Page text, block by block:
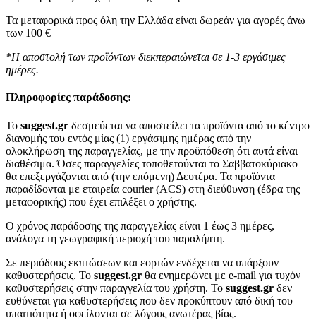
Τα μεταφορικά προς όλη την Ελλάδα είναι δωρεάν για αγορές άνω
των 100 €
*Η αποστολή των προϊόντων διεκπεραιώνεται σε 1-3 εργάσιμες
ημέρες.
Πληροφορίες παράδοσης:
To suggest.gr δεσμεύεται να αποστείλει τα προϊόντα από το κέντρο
διανομής του εντός μίας (1) εργάσιμης ημέρας από την
ολοκλήρωση της παραγγελίας, με την προϋπόθεση ότι αυτά είναι
διαθέσιμα. Όσες παραγγελίες τοποθετούνται το Σαββατοκύριακο
θα επεξεργάζονται από (την επόμενη) Δευτέρα. Τα προϊόντα
παραδίδονται με εταιρεία courier (ACS) στη διεύθυνση (έδρα της
μεταφορικής) που έχει επιλέξει ο χρήστης.
Ο χρόνος παράδοσης της παραγγελίας είναι 1 έως 3 ημέρες,
ανάλογα τη γεωγραφική περιοχή του παραλήπτη.
Σε περιόδους εκπτώσεων και εορτών ενδέχεται να υπάρξουν
καθυστερήσεις. Το suggest.gr θα ενημερώνει με e-mail για τυχόν
καθυστερήσεις στην παραγγελία του χρήστη. Το suggest.gr δεν
ευθύνεται για καθυστερήσεις που δεν προκύπτουν από δική του
υπαιτιότητα ή οφείλονται σε λόγους ανωτέρας βίας.